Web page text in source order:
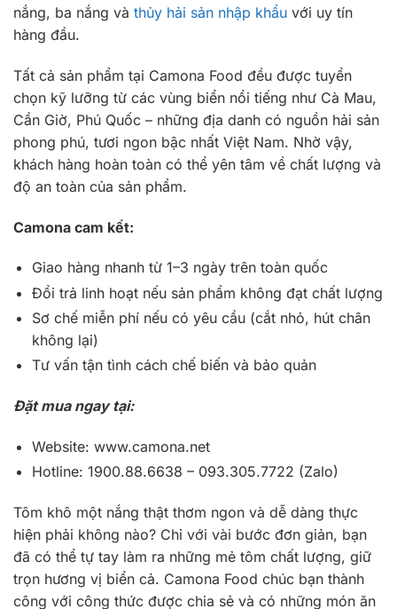
nắng, ba nắng và thủy hải sản nhập khẩu với uy tín
hàng đầu.
Tất cả sản phẩm tại Camona Food đều được tuyển
chọn kỹ lưỡng từ các vùng biển nổi tiếng như Cà Mau,
Cần Giờ, Phú Quốc – những địa danh có nguồn hải sản
phong phú, tươi ngon bậc nhất Việt Nam. Nhờ vậy,
khách hàng hoàn toàn có thể yên tâm về chất lượng và
độ an toàn của sản phẩm.
Camona cam kết:
Giao hàng nhanh từ 1–3 ngày trên toàn quốc
Đổi trả linh hoạt nếu sản phẩm không đạt chất lượng
Sơ chế miễn phí nếu có yêu cầu (cắt nhỏ, hút chân
không lại)
Tư vấn tận tình cách chế biến và bảo quản
Đặt mua ngay tại:
Website: www.camona.net
Hotline: 1900.88.6638 – 093.305.7722 (Zalo)
Tôm khô một nắng thật thơm ngon và dễ dàng thực
hiện phải không nào? Chỉ với vài bước đơn giản, bạn
đã có thể tự tay làm ra những mẻ tôm chất lượng, giữ
trọn hương vị biển cả. Camona Food chúc bạn thành
công với công thức được chia sẻ và có những món ăn